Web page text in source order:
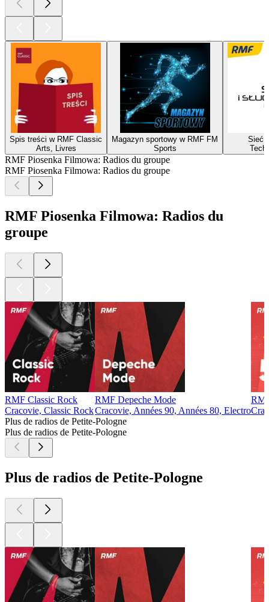
Spis treści w RMF Classic
Arts, Livres
Magazyn sportowy w RMF FM
Sports
Sieć i
RMF Piosenka Filmowa: Radios du groupe
RMF Piosenka Filmowa: Radios du groupe
RMF Piosenka Filmowa: Radios du
groupe
RMF Classic Rock
Cracovie, Classic Rock
RMF Depeche Mode
Cracovie, Années 90, Années 80, Electro
Plus de radios de Petite-Pologne
Plus de radios de Petite-Pologne
Plus de radios de Petite-Pologne